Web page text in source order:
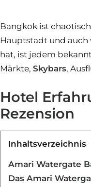
Bangkok ist
Hauptstadt und auch
hat, ist jedem
Märkte, Skybars,
Hotel
Rezension
Inhaltsverzeichnis
Amari Watergate
Das Amari